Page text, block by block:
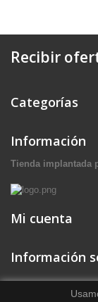
Recibir
Categorías
Información
Tienda implantada
Mi cuenta
Información